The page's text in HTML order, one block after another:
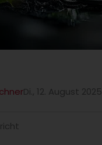
Di., 12. August 2025